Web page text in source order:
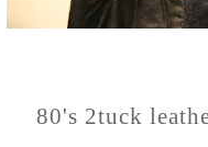
80's 2tuck